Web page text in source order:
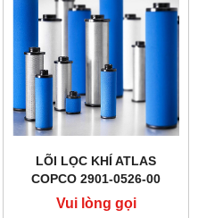
LÕI LỌC KHÍ ATLAS
COPCO 2901-0526-00
Vui lòng gọi